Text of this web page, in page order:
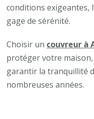
conditions exigeantes,
gage de sérénité.
Choisir un couvreur à
protéger votre
garantir la tranquillité
nombreuses années.